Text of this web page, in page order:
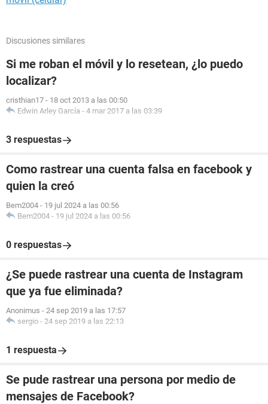
Discusiones similares
Si me roban el móvil y lo resetean, ¿lo puedo
localizar?
cristhian17 - 18 oct 2013 a las 00:50
Edwin Arley García - 4 mar 2017 a las 03:39
3 respuestas
Como rastrear una cuenta falsa en facebook y
quien la creó
Bem2004 - 19 jul 2024 a las 00:56
Bem2004 - 19 jul 2024 a las 00:56
0 respuestas
¿Se puede rastrear una cuenta de Instagram
que ya fue eliminada?
Anonimus - 24 sep 2019 a las 17:57
sergio - 24 sep 2019 a las 22:13
1 respuesta
Se pude rastrear una persona por medio de
mensajes de Facebook?